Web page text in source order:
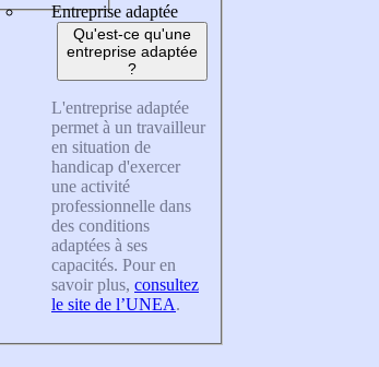
Entreprise adaptée
Qu'est-ce qu'une
entreprise adaptée
?
L'entreprise adaptée
permet à un travailleur
en situation de
handicap d'exercer
une activité
professionnelle dans
des conditions
adaptées à ses
capacités. Pour en
savoir plus, consultez
le site de l’UNEA.